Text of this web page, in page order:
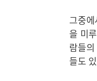
그중
을 미
람들
들도